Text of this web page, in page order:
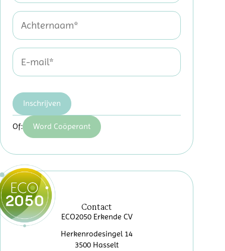
Inschrijven
Of: Word Coöperant
Contact
ECO2050 Erkende CV
Herkenrodesingel 14
3500 Hasselt